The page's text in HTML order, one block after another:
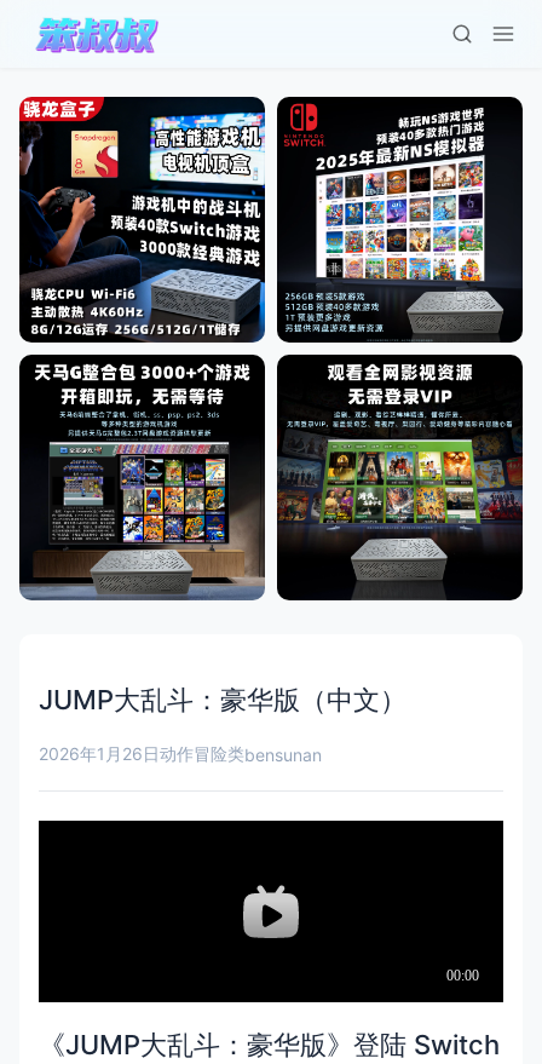
JUMP大乱斗：豪华版（中文）
2026年1月26日动作冒险类bensunan
《JUMP大乱斗：豪华版》登陆 Switch